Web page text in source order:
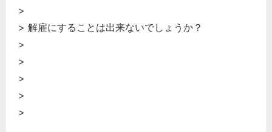
>
> 解雇にすることは出来ないでしょうか？
>
>
>
>
>